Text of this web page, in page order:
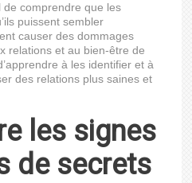
de comprendre que les
puissent sembler
causer des dommages
relations et au bien-être de
à les identifier et à
des relations plus saines et
les signes
de secrets